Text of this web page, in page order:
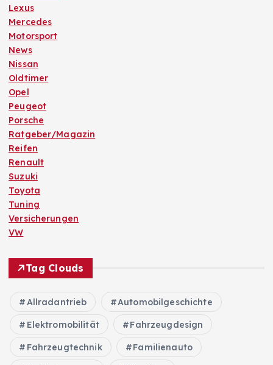
Lexus
Mercedes
Motorsport
News
Nissan
Oldtimer
Opel
Peugeot
Porsche
Ratgeber/Magazin
Reifen
Renault
Suzuki
Toyota
Tuning
Versicherungen
VW
Tag Clouds
Allradantrieb Automobilgeschichte
Elektromobilität Fahrzeugdesign
Fahrzeugtechnik Familienauto